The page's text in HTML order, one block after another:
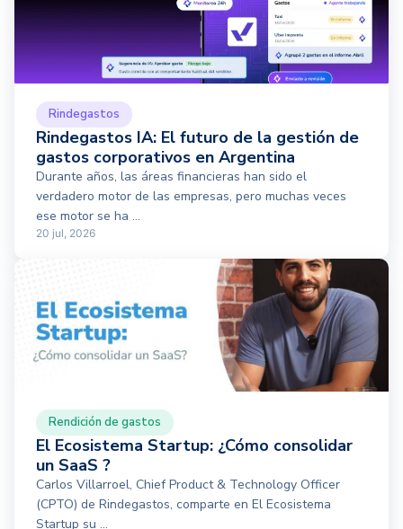
Rindegastos
Rindegastos IA: El futuro de la gestión de
gastos corporativos en Argentina
Durante años, las áreas financieras han sido el
verdadero motor de las empresas, pero muchas veces
ese motor se ha ...
20 jul, 2026
Rendición de gastos
El Ecosistema Startup: ¿Cómo consolidar
un SaaS ?
Carlos Villarroel, Chief Product & Technology Officer
(CPTO) de Rindegastos, comparte en El Ecosistema
Startup su ...